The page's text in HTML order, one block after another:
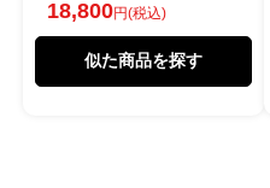
18,800円(税込)
似た商品を探す